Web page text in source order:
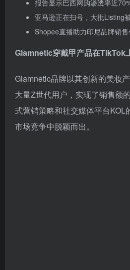
报告显示巴西网购渗透率近
亚马逊正在扫号，大批Listing
Shopee直播助力印尼品牌销
Glamnetic穿戴甲产品在TikTok
Glamnetic品牌以其创新的美妆
大量Z世代用户，实现了销售额
式营销策略和社交媒体平台KOL
市场竞争中脱颖而出。